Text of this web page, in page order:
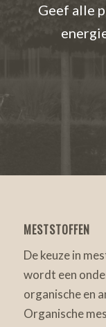
Geef alle
MESTSTOFFEN
De keuze in
wordt een
organische en
Organische